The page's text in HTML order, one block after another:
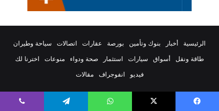
الرئيسية أخبار بنوك وتأمين بورصة عقارات اتصالات
سياحة وطيران
طاقة ونقل
أسواق سيارات استثمار صحة ودواء منوعات
اخترنا لك
فيديو
انفوجراف مقالات